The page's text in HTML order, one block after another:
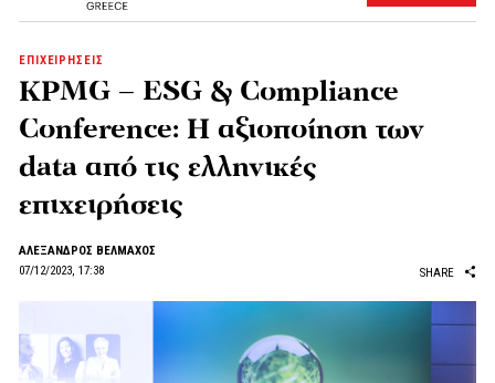
ΕΠΙΧΕΙΡΗΣΕΙΣ
KPMG – ESG & Compliance
Conference: H αξιοποίηση των
data από τις ελληνικές
επιχειρήσεις
ΑΛΕΞΑΝΔΡΟΣ ΒΕΛΜΑΧΟΣ
07/12/2023, 17:38
SHARE